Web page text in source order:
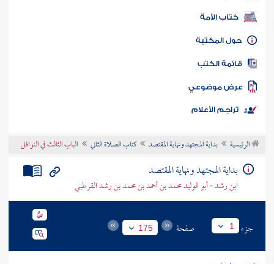
كتب PDF
كتاب الأمة
المكتبة
الكتب
موضوعي
تراجم الأعلام
الرئيسية بداية المجتهد ونهاية المقتصد كتاب الصلاة الثاني الباب الثالث في النوافل
بداية المجتهد ونهاية المقتصد
ابن رشد - أبو الوليد محمد بن أحمد بن محمد بن رشد القرطبي
جزء 1 صفحة 175